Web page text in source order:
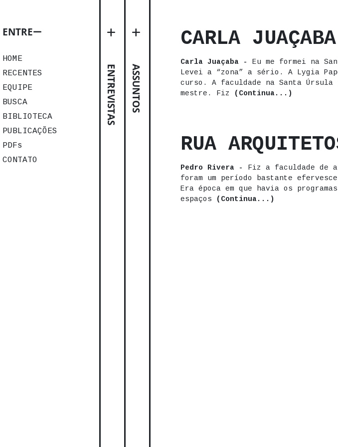
ENTRE
HOME
RECENTES
EQUIPE
BUSCA
BIBLIOTECA
PUBLICAÇÕES
PDFs
CONTATO
ENTREVISTAS ASSUNTOS
CARLA JUAÇABA
Carla Juaçaba -
Eu me formei na
Levei a “zona” a sério. A Lygia
curso. A faculdade na Santa
mestre. Fiz
(Continua...)
RUA
Pedro Rivera -
Fiz a faculdade de
foram um período bastante
Era época em que havia os
espaços
(Continua...)